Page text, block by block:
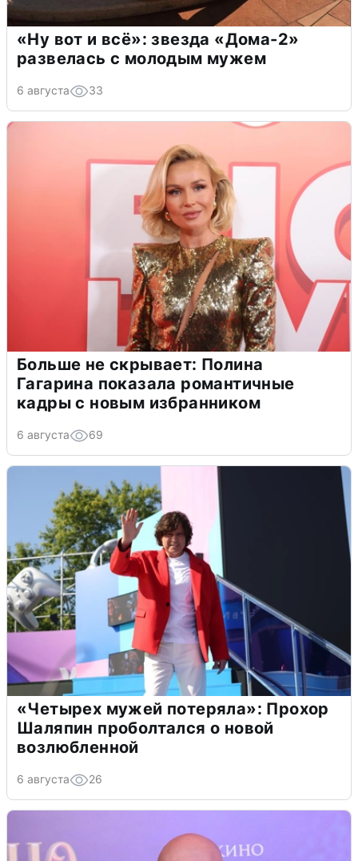
«Ну вот и всё»: звезда «Дома-2»
развелась с молодым мужем
6 августа 33
Больше не скрывает: Полина
Гагарина показала романтичные
кадры с новым избранником
6 августа 69
«Четырех мужей потеряла»: Прохор
Шаляпин проболтался о новой
возлюбленной
6 августа 26